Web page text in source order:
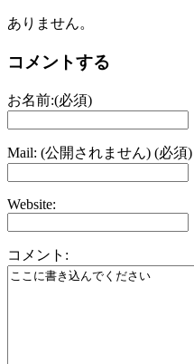
ありません。
コメントする
お名前:(必須)
Mail: (公開されません) (必須)
Website:
コメント: